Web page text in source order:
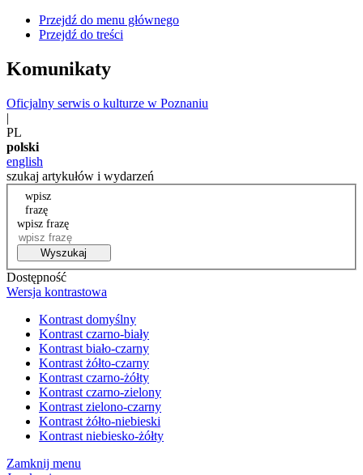
Przejdź do menu głównego
Przejdź do treści
Komunikaty
Oficjalny serwis o kulturze w Poznaniu
|
PL
polski
english
szukaj artykułów i wydarzeń
wpisz
frazę
wpisz frazę
Wyszukaj
Dostępność
Wersja kontrastowa
Kontrast domyślny
Kontrast czarno-biały
Kontrast biało-czarny
Kontrast żółto-czarny
Kontrast czarno-żółty
Kontrast czarno-zielony
Kontrast zielono-czarny
Kontrast żółto-niebieski
Kontrast niebiesko-żółty
Zamknij menu